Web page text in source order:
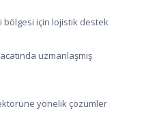
bölgesi için lojistik destek
uzmanlaşmış
yönelik çözümler